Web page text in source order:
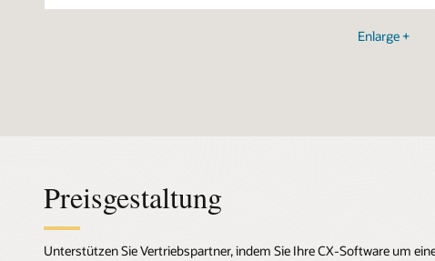
Enlarge image
+
Preisgestaltung
Unterstützen Sie Vertriebspartner, indem Sie Ihre CX-Software um